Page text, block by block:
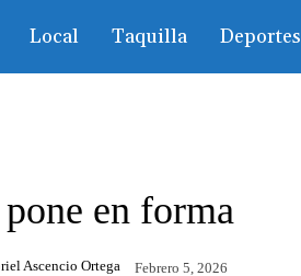
Local Taquilla Deportes
en forma
Ascencio Ortega Febrero 5, 2026